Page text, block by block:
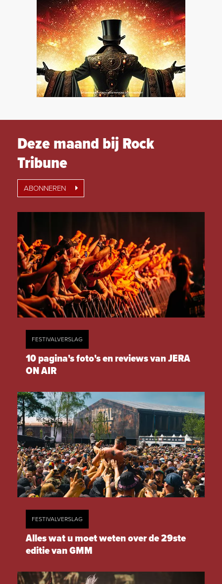
Deze maand bij Rock
Tribune
ABONNEREN
FESTIVALVERSLAG
10 pagina's foto's en reviews van JERA
ON AIR
FESTIVALVERSLAG
Alles wat u moet weten over de 29ste
editie van GMM